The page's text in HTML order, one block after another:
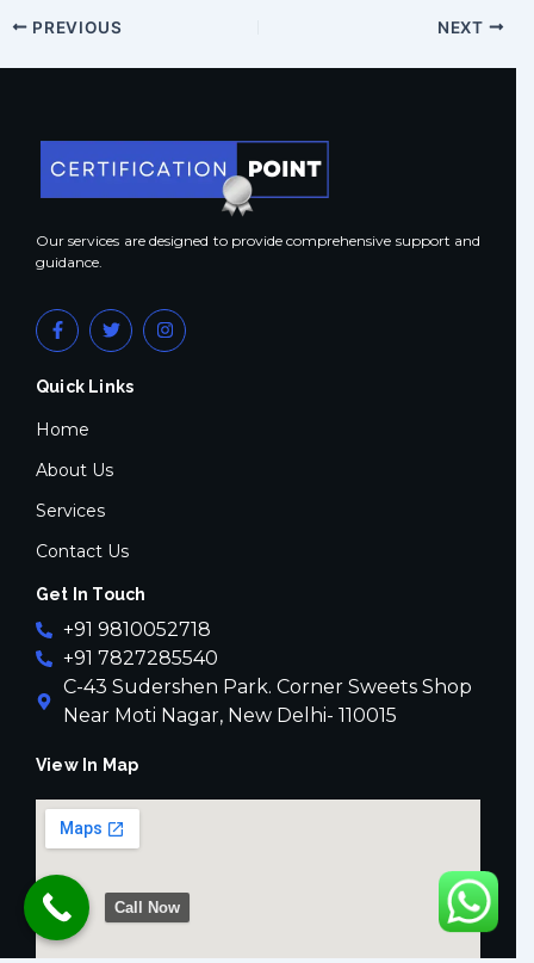
PREVIOUS NEXT
Our services are designed to provide comprehensive support and
guidance.
F
a
c
b
o
k
f
T
w
i
t
I
n
s
Quick Links
Home
About Us
Services
Contact Us
Get In Touch
+91 9810052718
+91 7827285540
C-43 Sudershen Park. Corner Sweets Shop
Near Moti Nagar, New Delhi- 110015
View In Map
Call Now